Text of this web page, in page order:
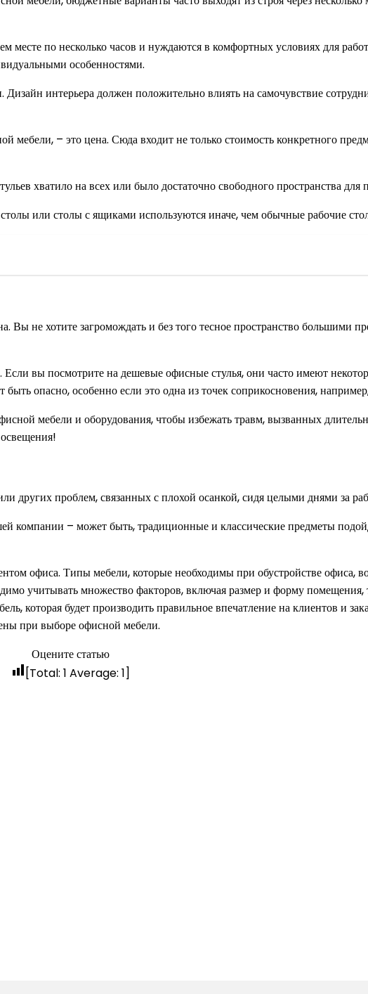
по несколько часов и нуждаются в комфортных условиях для
особенностями.
интерьера должен положительно влиять на самочувствие
– это цена. Сюда входит не только стоимость конкретного
хватило на всех или было достаточно свободного пространства для
или столы с ящиками используются иначе, чем обычные рабочие
не хотите загромождать и без того тесное пространство большими
вы посмотрите на дешевые офисные стулья, они часто имеют
опасно, особенно если это одна из точек соприкосновения,
мебели и оборудования, чтобы избежать травм, вызванных
других проблем, связанных с плохой осанкой, сидя целыми днями за
компании – может быть, традиционные и классические предметы
офиса. Типы мебели, которые необходимы при обустройстве офиса,
учитывать множество факторов, включая размер и форму помещения,
которая будет производить правильное впечатление на клиентов и
при выборе офисной мебели.
Оцените статью
[Total: 1 Average: 1]